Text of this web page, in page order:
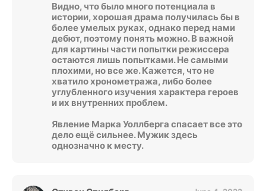
Видно, что было много потенциала в
истории, хорошая драма получилась бы в
более умелых руках, однако перед нами
дебют, поэтому понять можно. В важной
для картины части попытки режиссера
остаются лишь попытками. Не самыми
плохими, но все же. Кажется, что не
хватило хронометража, либо более
углубленного изучения характера героев
и их внутренних проблем.
Явление Марка Уоллберга спасает все это
дело ещё сильнее. Мужик здесь
однозначно к месту.